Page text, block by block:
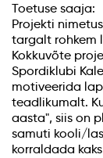
Toetuse saaja:
Projekti
targalt rohkem
Kokkuvõte
Spordiklubi
motiveerida
teadlikumalt.
aasta", siis on
samuti kooli/
korraldada